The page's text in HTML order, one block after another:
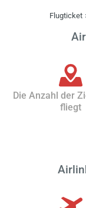
Flugticket
Die Anzahl der
fliegt